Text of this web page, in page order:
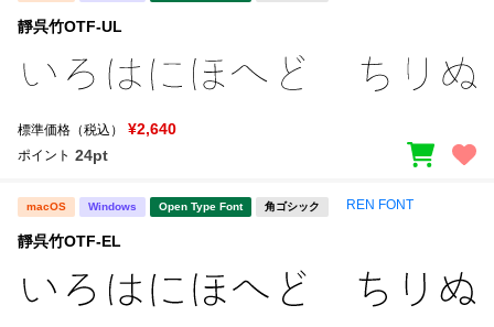
靜呉竹OTF-UL
標準価格（税込） ¥2,640
ポイント 24pt
macOS Windows Open Type Font 角ゴシック REN FONT
靜呉竹OTF-EL